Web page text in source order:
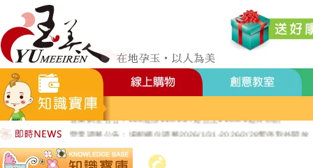
好YUN香隨束口袋DIY2026-8月活動報名
營業調整公告：員工教育訓練115.8.1週六全館不對外開放
營業調整公告：115.7.18週六至115.7.19週日休館
營業調整公告：端午連假115.6.19週五至115.6.21週日休館
營業調整公告：五一勞動節連假115.5.1週五至115.5.4週一休館
營業調整公告：兒童節/清明連假115.4.3週五至115.4.6週一休館
營業調整公告：場館櫃位調整2026/1/31-2026/2/28暫停對外開放
公司總機服務專線02-89669762
玉美人，竭誠歡迎您的加入~新加入會員送購物金100元~